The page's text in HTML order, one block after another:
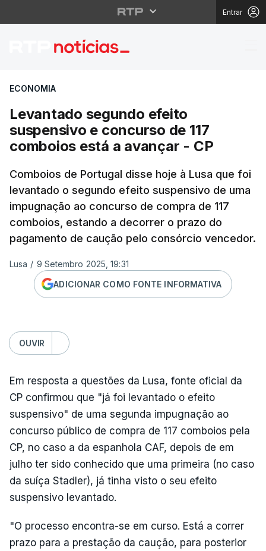
Entrar
Levantado segundo
ECONOMIA
Levantado segundo efeito
suspensivo e concurso de 117
comboios está a avançar - CP
Comboios de Portugal disse hoje à Lusa que foi
levantado o segundo efeito suspensivo de uma
impugnação ao concurso de compra de 117
comboios, estando a decorrer o prazo do
pagamento de caução pelo consórcio vencedor.
Lusa / 9 Setembro 2025, 19:31
ADICIONAR COMO FONTE INFORMATIVA
OUVIR
Em resposta a questões da Lusa, fonte oficial da
CP confirmou que "já foi levantado o efeito
suspensivo" de uma segunda impugnação ao
concurso público de compra de 117 comboios pela
CP, no caso a da espanhola CAF, depois de em
julho ter sido conhecido que uma primeira (no caso
da suíça Stadler), já tinha visto o seu efeito
suspensivo levantado.
"O processo encontra-se em curso. Está a correr
prazo para a prestação da caução, para posterior